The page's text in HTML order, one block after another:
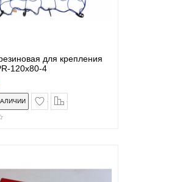
для крепления
120х80-4
в закладки